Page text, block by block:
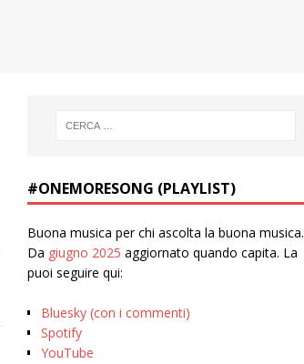
#ONEMORESONG (PLAYLIST)
Buona musica per chi ascolta la buona musica.
Da giugno 2025 aggiornato quando capita. La
puoi seguire qui:
Bluesky (con i commenti)
Spotify
YouTube